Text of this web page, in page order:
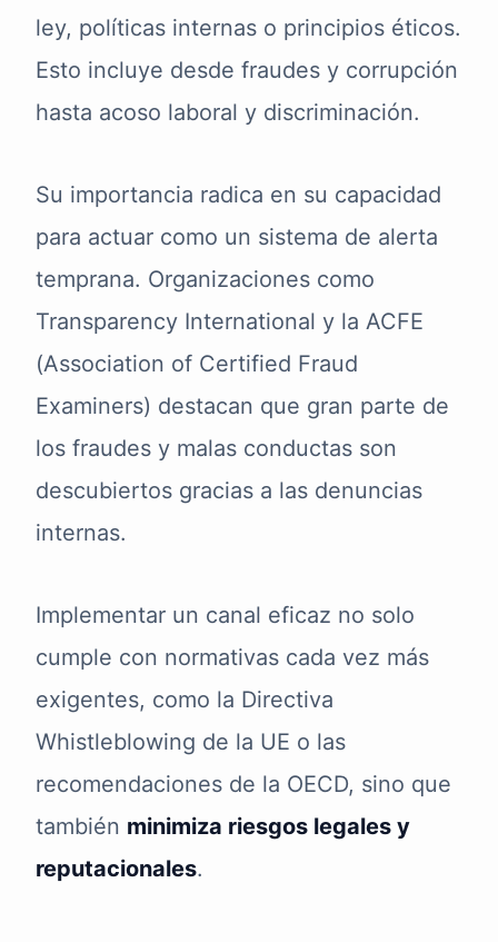
ley, políticas internas o principios éticos.
Esto incluye desde fraudes y corrupción
hasta acoso laboral y discriminación.
Su importancia radica en su capacidad
para actuar como un sistema de alerta
temprana. Organizaciones como
Transparency International y la ACFE
(Association of Certified Fraud
Examiners) destacan que gran parte de
los fraudes y malas conductas son
descubiertos gracias a las denuncias
internas.
Implementar un canal eficaz no solo
cumple con normativas cada vez más
exigentes, como la Directiva
Whistleblowing de la UE o las
recomendaciones de la OECD, sino que
también minimiza riesgos legales y
reputacionales.